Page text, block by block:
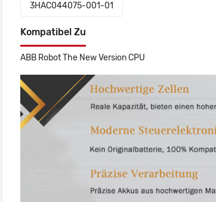
3HAC044075-001-01
Kompatibel Zu
ABB Robot The New Version CPU